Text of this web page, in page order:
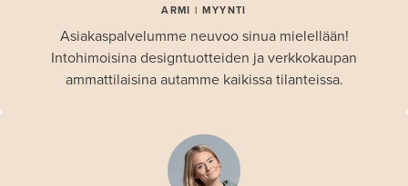
ARMI | MYYNTI
Asiakaspalvelumme neuvoo sinua mielellään!
Intohimoisina designtuotteiden ja verkkokaupan
ammattilaisina autamme kaikissa tilanteissa.